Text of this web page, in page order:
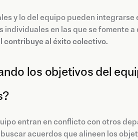
y lo del equipo pueden
individuales en las que se fomente
contribuye al éxito colectivo.
los objetivos del
entran en conflicto con otros
acuerdos que alineen los